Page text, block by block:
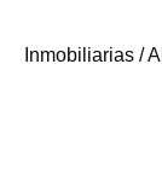
Inmobiliarias /